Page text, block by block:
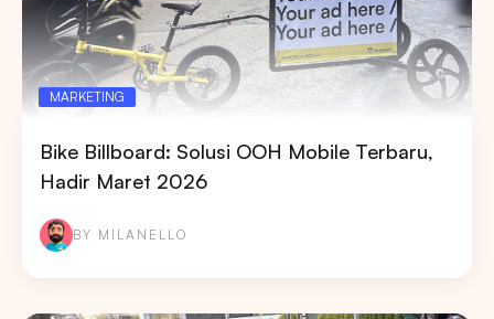
MARKETING
Bike Billboard: Solusi OOH Mobile Terbaru,
Hadir Maret 2026
BY MILANELLO